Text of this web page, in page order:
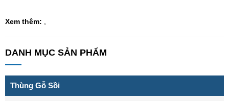
Xem thêm:
DANH MỤC SẢN PHẨM
Thùng Gỗ Sồi